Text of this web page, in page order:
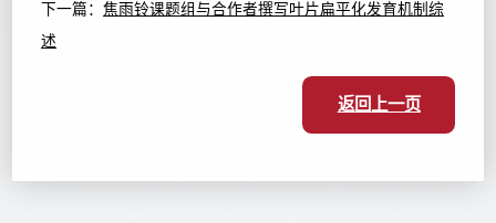
下一篇： 焦雨铃课题组与合作者撰写叶片扁平化发育机制综
述
返回上一页